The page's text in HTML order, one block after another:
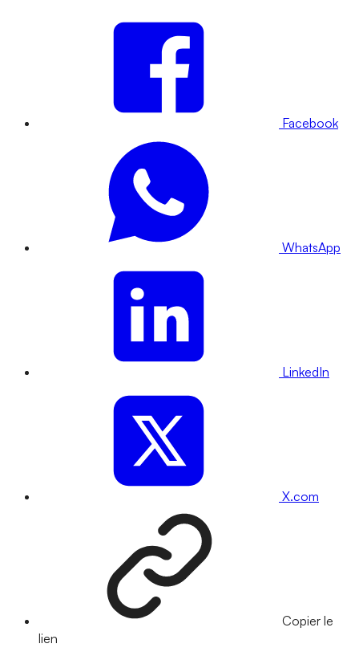
Facebook
WhatsApp
LinkedIn
X.com
Copier le
lien